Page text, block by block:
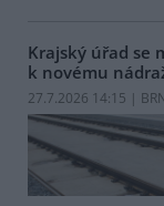
Krajský úřad se
k novému
27.7.2026 14:15 |